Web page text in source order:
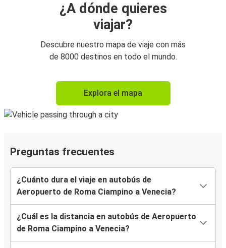
¿A dónde quieres
viajar?
Descubre nuestro mapa de viaje con más
de 8000 destinos en todo el mundo.
Explora el mapa
Preguntas frecuentes
¿Cuánto dura el viaje en autobús de
Aeropuerto de Roma Ciampino a Venecia?
¿Cuál es la distancia en autobús de Aeropuerto
de Roma Ciampino a Venecia?